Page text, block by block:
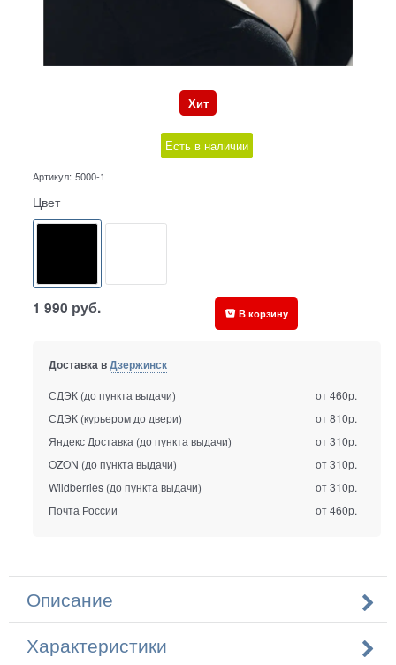
Хит
Есть в наличии
Артикул: 5000-1
Цвет
1 990 руб. В корзину
Доставка вДзержинск
СДЭК (до пункта выдачи)
от 460р.
СДЭК (курьером до двери)
от 810р.
Яндекс Доставка (до пункта выдачи)
от 310р.
OZON (до пункта выдачи)
от 310р.
Wildberries (до пункта выдачи)
от 310р.
Почта России
от 460р.
Описание
Характеристики